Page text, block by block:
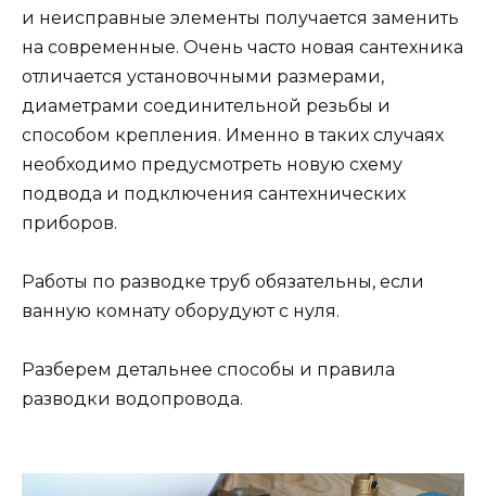
и неисправные элементы получается заменить
на современные. Очень часто новая сантехника
отличается установочными размерами,
диаметрами соединительной резьбы и
способом крепления. Именно в таких случаях
необходимо предусмотреть новую схему
подвода и подключения сантехнических
приборов.
Работы по разводке труб обязательны, если
ванную комнату оборудуют с нуля.
Разберем детальнее способы и правила
разводки водопровода.